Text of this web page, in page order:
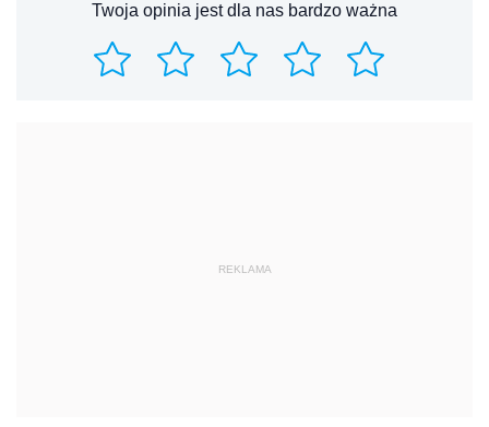
Twoja opinia jest dla nas bardzo ważna
REKLAMA